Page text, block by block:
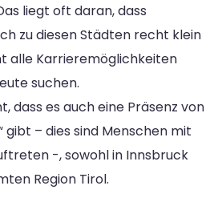
liegt oft daran, dass
zu diesen Städten recht klein
alle Karrieremöglichkeiten
suchen.
dass es auch eine Präsenz von
gibt – dies sind Menschen mit
-, sowohl in Innsbruck
Region Tirol.